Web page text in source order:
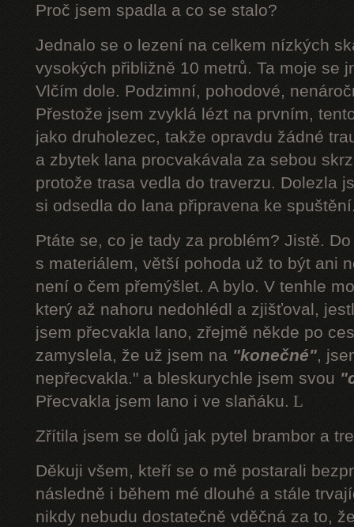
Proč jsem spadla a co se stalo?
Jednalo se o lezení na celkem nízkých
vysokých přibližně 10 metrů. Ta moje se
Vlčím dole. Podzimní, pohodové,
Přestože jsem zvyklá lézt na prvním,
jako druholezec, takže opravdu žádné
a zbytek lana procvakávala za sebou
protože trasa vedla do traverzu. Dolezla
si odsedla do lana připravena ke
Ptáte se, co je tady za problém? Jistě.
s materiálem, větší pohoda už to být ani
není o čem přemýšlet. A bylo. V tenhle
který až nahoru nedohlédl a zjišťoval,
jsem přecvakla lano, zřejmě někde po
zamyslela, že už jsem na "konečné",
nepřecvakla." a bleskurychle jsem svou
Přecvakla jsem lano i ve slaňáku. L
Zřítila jsem se dolů jak pytel brambor a
Děkuji všem, kteří se o mě postarali
následně i během mé dlouhé a stále
nikdy nebudu dostatečně vděčná za to,